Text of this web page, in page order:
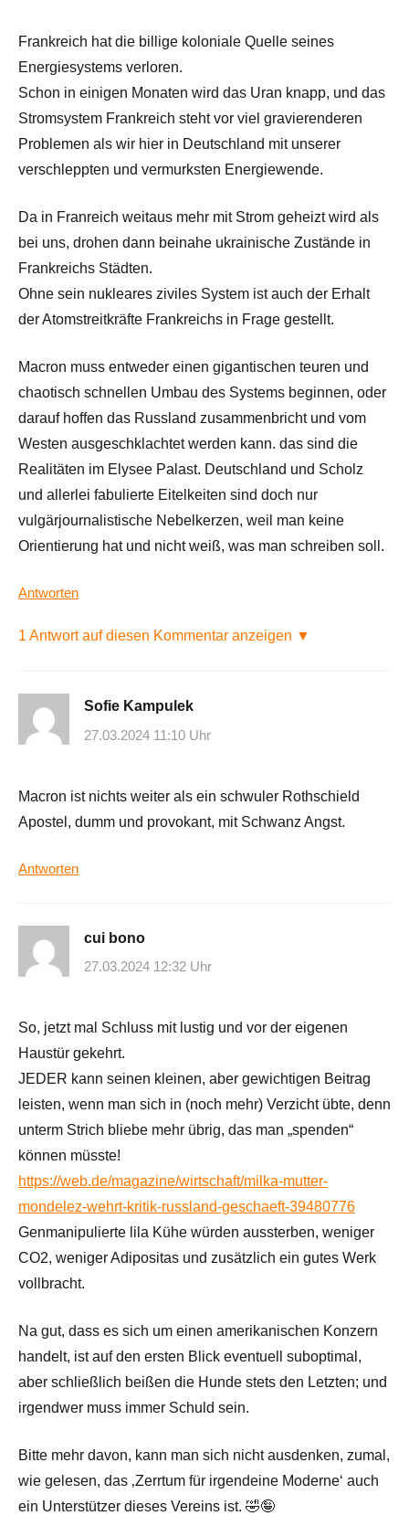
Frankreich hat die billige koloniale Quelle seines
Energiesystems verloren.
Schon in einigen Monaten wird das Uran knapp, und das
Stromsystem Frankreich steht vor viel gravierenderen
Problemen als wir hier in Deutschland mit unserer
verschleppten und vermurksten Energiewende.
Da in Franreich weitaus mehr mit Strom geheizt wird als
bei uns, drohen dann beinahe ukrainische Zustände in
Frankreichs Städten.
Ohne sein nukleares ziviles System ist auch der Erhalt
der Atomstreitkräfte Frankreichs in Frage gestellt.
Macron muss entweder einen gigantischen teuren und
chaotisch schnellen Umbau des Systems beginnen, oder
darauf hoffen das Russland zusammenbricht und vom
Westen ausgeschklachtet werden kann. das sind die
Realitäten im Elysee Palast. Deutschland und Scholz
und allerlei fabulierte Eitelkeiten sind doch nur
vulgärjournalistische Nebelkerzen, weil man keine
Orientierung hat und nicht weiß, was man schreiben soll.
Antworten
1 Antwort auf diesen Kommentar anzeigen ▼
Sofie Kampulek
27.03.2024 11:10 Uhr
Macron ist nichts weiter als ein schwuler Rothschield
Apostel, dumm und provokant, mit Schwanz Angst.
Antworten
cui bono
27.03.2024 12:32 Uhr
So, jetzt mal Schluss mit lustig und vor der eigenen
Haustür gekehrt.
JEDER kann seinen kleinen, aber gewichtigen Beitrag
leisten, wenn man sich in (noch mehr) Verzicht übte, denn
unterm Strich bliebe mehr übrig, das man „spenden“
können müsste!
https://web.de/magazine/wirtschaft/milka-mutter-
mondelez-wehrt-kritik-russland-geschaeft-39480776
Genmanipulierte lila Kühe würden aussterben, weniger
CO2, weniger Adipositas und zusätzlich ein gutes Werk
vollbracht.
Na gut, dass es sich um einen amerikanischen Konzern
handelt, ist auf den ersten Blick eventuell suboptimal,
aber schließlich beißen die Hunde stets den Letzten; und
irgendwer muss immer Schuld sein.
Bitte mehr davon, kann man sich nicht ausdenken, zumal,
wie gelesen, das ‚Zerrtum für irgendeine Moderne‘ auch
ein Unterstützer dieses Vereins ist. 🤣🤪